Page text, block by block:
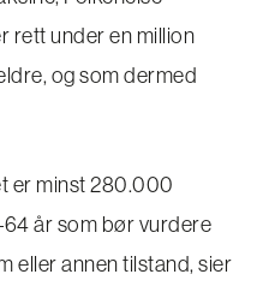
rett under en million
og som dermed
er minst 280.000
år som bør vurdere
eller annen tilstand, sier